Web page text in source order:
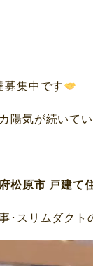
募集中です
陽気が続いて
松原市 戸建て
･スリムダクト